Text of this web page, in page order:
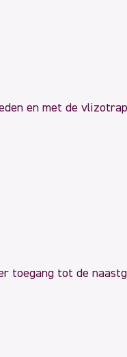
en met de
toegang tot de